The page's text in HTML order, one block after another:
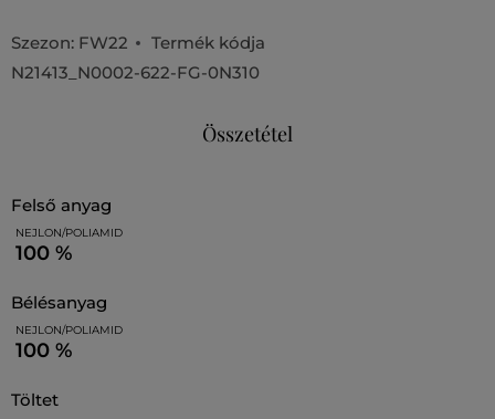
Szezon: FW22
Termék kódja
N21413_N0002-622-FG-0N310
Összetétel
felső anyag
NEJLON/POLIAMID
100 %
bélésanyag
NEJLON/POLIAMID
100 %
töltet